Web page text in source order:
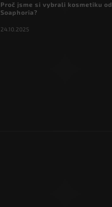
Proč jsme si vybrali kosmetiku od
Soaphoria?
24.10.2025